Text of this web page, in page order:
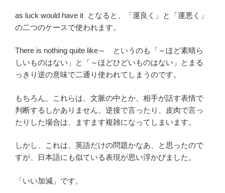
as luck would have it となると、「運良く」と「運悪く」
の二つのケースで使われます。
There is nothing quite like～ というのも「～ほど素晴ら
しいものはない」と「～ほどひどいものはない」とまる
っきり逆の意味で二通り使われてしまうのです。
もちろん、これらは、文脈の中とか、相手が話す表情で
判断するしかありません。逆接で言ったり、皮肉で言っ
たりした場合は、ますます複雑になってしまいます。
しかし、これは、英語だけの問題かなあ、と思ったので
すが、日本語にも似ている表現が思い浮かびました。
「いい加減」です。